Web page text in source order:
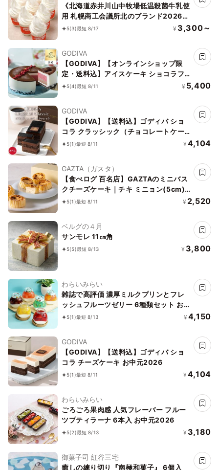
《北海道赤井川山中牧場低温殺菌牛乳使
用 札幌商工会議所北のブランド2026認
証品》バニラソフトクリーム 6個セット
5(3)最短 8/17 ¥ 3,300～
GODIVA
【GODIVA】【オンラインショップ限
定・送料込】アイスケーキ ショコラフ
ランボワーズ お中元2026
5(4)最短 8/11 ¥ 5,400
GODIVA
【GODIVA】【送料込】ゴディバ ショ
コラ クラッシック（チョコレートケー
キ）お中元2026
5(1)最短 8/11 ¥ 4,104
GAZTA（ガスタ）
【食べログ 百名店】GAZTAのミニバス
クチーズケーキ｜チキ ミニョン(5cm)
6個入り
5(1)最短 8/11 ¥ 2,520
ベルグの４月
サンモレ 11㎝角
5(5)最短 8/13 ¥ 3,800
わらいみらい
雑誌で高評価 濃厚ミルクプリンとフレ
ッシュフルーツゼリー 6種類セット お
中元 2026
5(1)最短 8/13 ¥ 4,150
GODIVA
【GODIVA】【送料込】ゴディバ ショ
コラ チーズケーキ お中元2026
5(1)最短 8/11 ¥ 4,104
わらいみらい
ごろごろ果肉感 人気フレーバー フルー
ツプティラーナ 6本入 お中元2026
5(2)最短 8/13 ¥ 3,180
御菓子司 紅谷三宅
癒しの練り切り『南極和菓子』 6個入